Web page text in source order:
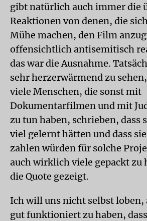
gibt natürlich auch immer die
Reaktionen von denen, die
Mühe machen, den Film
offensichtlich antisemitisch
das war die Ausnahme.
sehr herzerwärmend zu
viele Menschen, die sonst mit
Dokumentarfilmen und mit
zu tun haben, schrieben, dass
viel gelernt hätten und dass
zahlen würden für solche
auch wirklich viele gepackt zu
die Quote gezeigt.
Ich will uns nicht selbst loben,
gut funktioniert zu haben,